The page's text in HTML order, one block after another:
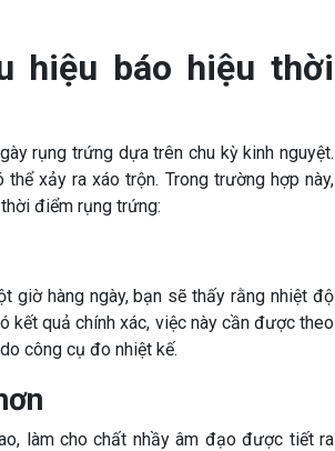
hiệu báo hiệu thời
rụng trứng dựa trên chu kỳ kinh nguyệt.
xảy ra xáo trộn. Trong trường hợp này,
điểm rụng trứng:
giờ hàng ngày, bạn sẽ thấy rằng nhiệt độ
kết quả chính xác, việc này cần được theo
công cụ đo nhiệt kế.
làm cho chất nhầy âm đạo được tiết ra